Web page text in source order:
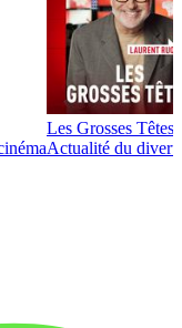
Les Grosses Têtes
Actualité du